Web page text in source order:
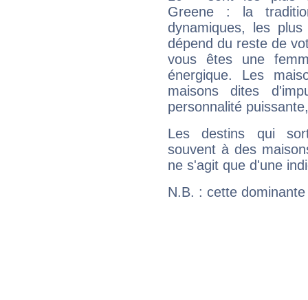
Greene : la
dynamiques, les
dépend du reste de
vous êtes une
énergique. Les
maisons dites
personnalité
Les destins qui
souvent à des
ne s'agit que d'une
N.B. : cette